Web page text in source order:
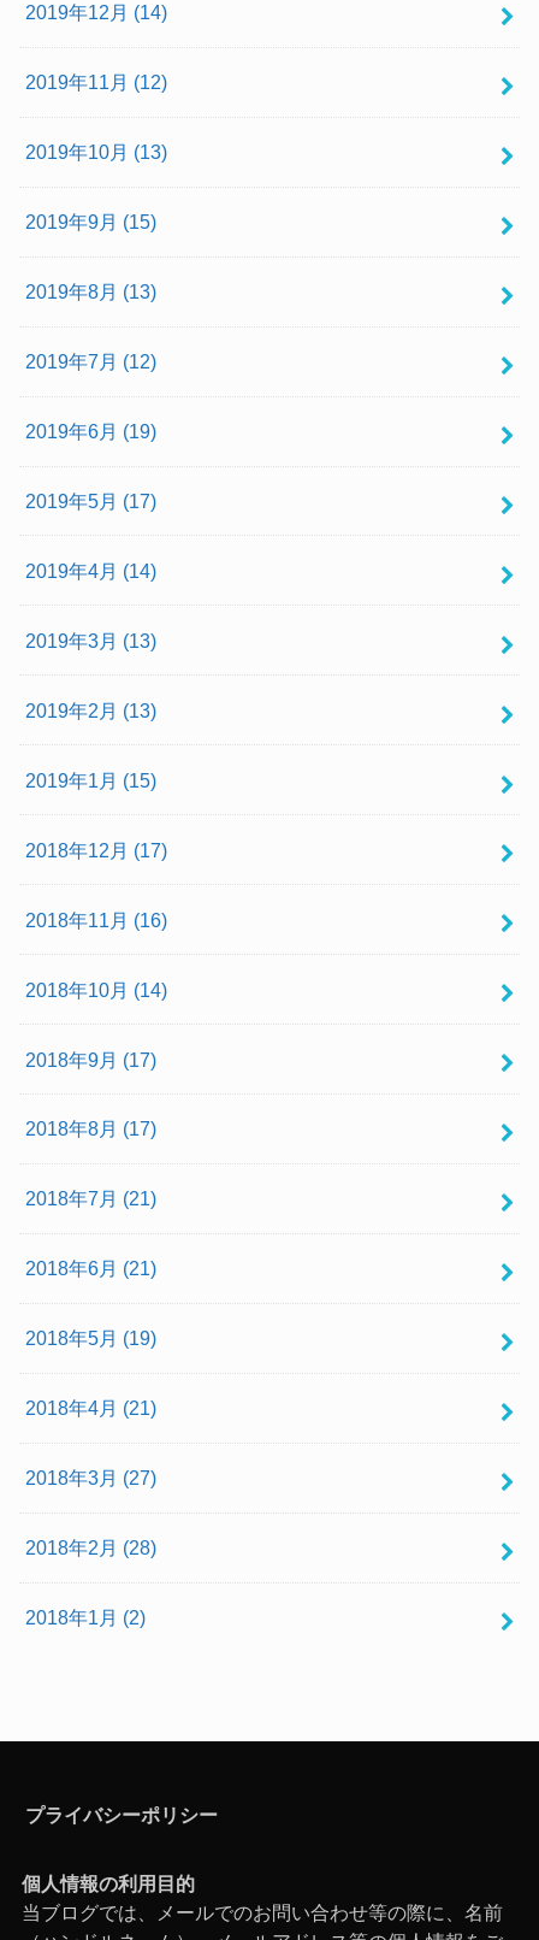
2019年12月 (14)
2019年11月 (12)
2019年10月 (13)
2019年9月 (15)
2019年8月 (13)
2019年7月 (12)
2019年6月 (19)
2019年5月 (17)
2019年4月 (14)
2019年3月 (13)
2019年2月 (13)
2019年1月 (15)
2018年12月 (17)
2018年11月 (16)
2018年10月 (14)
2018年9月 (17)
2018年8月 (17)
2018年7月 (21)
2018年6月 (21)
2018年5月 (19)
2018年4月 (21)
2018年3月 (27)
2018年2月 (28)
2018年1月 (2)
プライバシーポリシー
個人情報の利用目的
当ブログでは、メールでのお問い合わせ等の際に、名前